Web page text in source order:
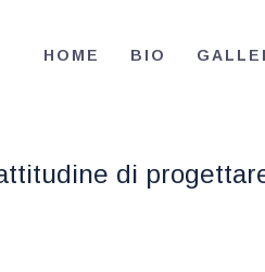
HOME BIO
di